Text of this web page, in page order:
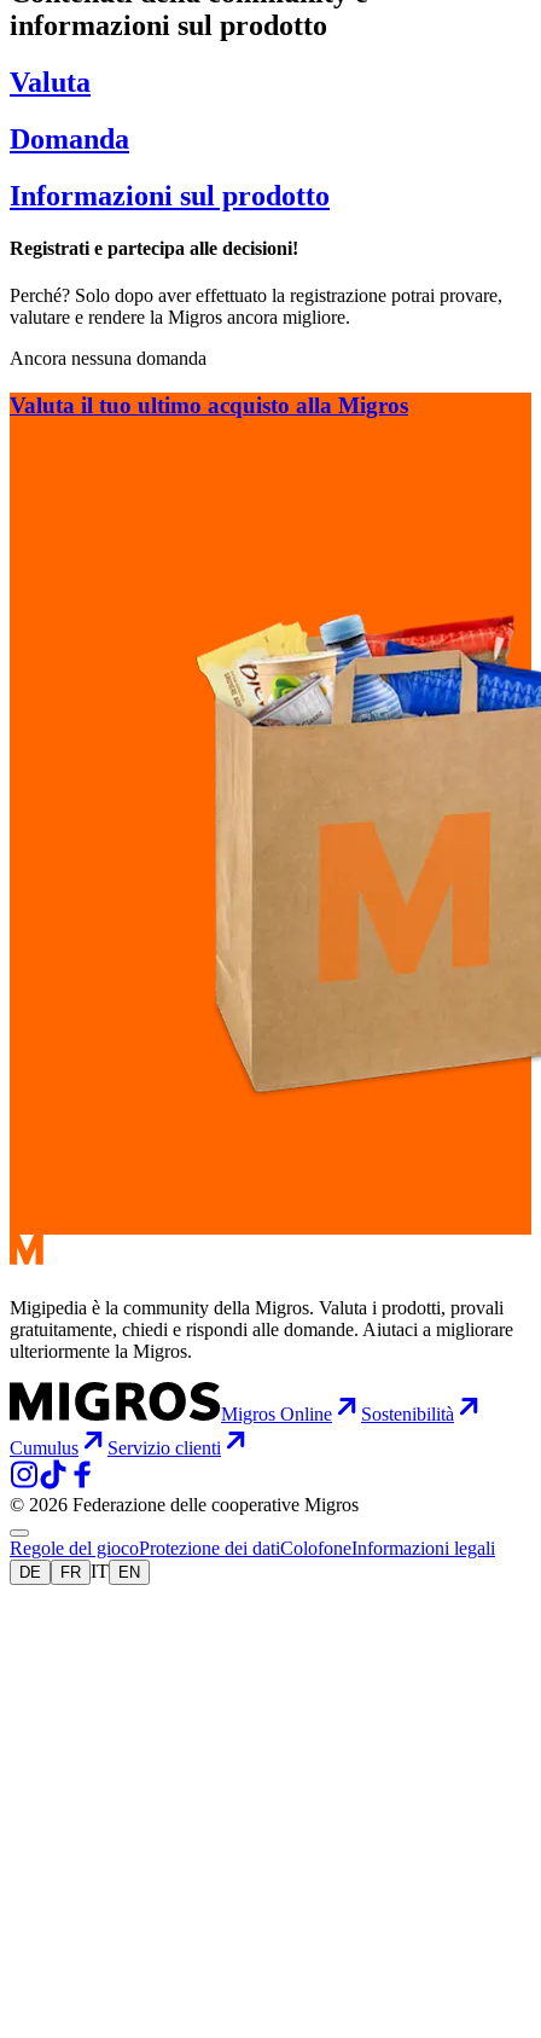
informazioni sul prodotto
Valuta
Domanda
Informazioni sul prodotto
Registrati e partecipa alle decisioni!
Perché? Solo dopo aver effettuato la registrazione potrai provare,
valutare e rendere la Migros ancora migliore.
Ancora nessuna domanda
Valuta il tuo ultimo acquisto alla Migros
Migipedia è la community della Migros. Valuta i prodotti, provali
gratuitamente, chiedi e rispondi alle domande. Aiutaci a migliorare
ulteriormente la Migros.
Migros Online
Sostenibilità
Cumulus
Servizio clienti
© 2026 Federazione delle cooperative Migros
Regole del giocoProtezione dei datiColofoneInformazioni legali
DE FR IT EN